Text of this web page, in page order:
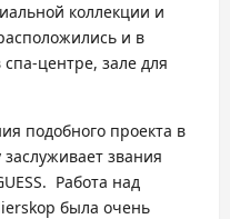
коллекции и
и в
центре, зале для
подобного проекта в
звания
Работа над
была очень